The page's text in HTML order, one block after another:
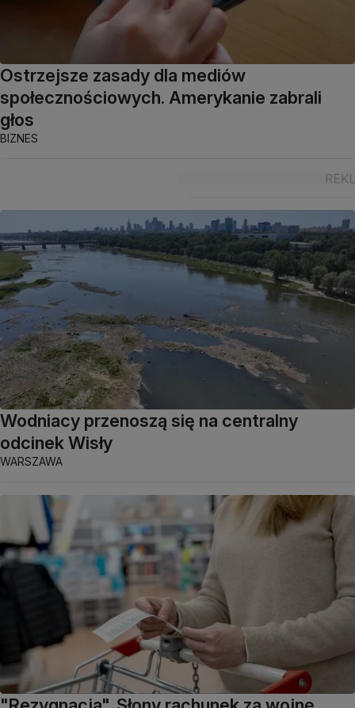
Ostrzejsze zasady dla mediów
społecznościowych. Amerykanie zabrali
głos
BIZNES
Wodniacy przenoszą się na centralny
odcinek Wisły
WARSZAWA